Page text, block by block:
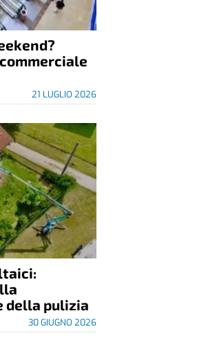
21 LUGLIO 2026
della pulizia
30 GIUGNO 2026